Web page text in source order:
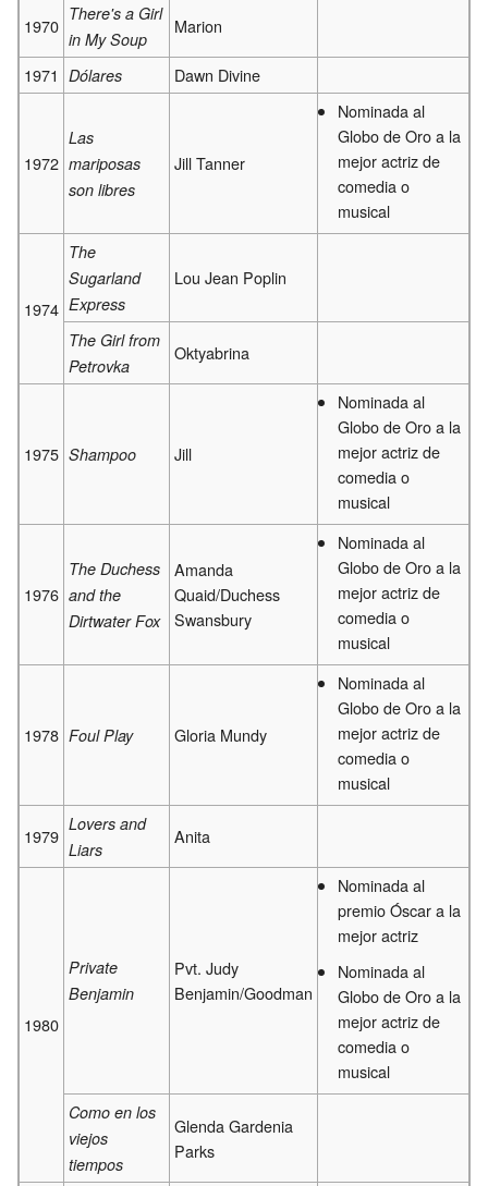
1970
There's a Girl
in My Soup
Marion
1971 Dólares Dawn Divine
1972
Las
mariposas
son libres
Jill Tanner
Nominada al
Globo de Oro a la
mejor actriz de
comedia o
musical
1974
The
Sugarland
Express
Lou Jean Poplin
The Girl from
Petrovka
Oktyabrina
1975 Shampoo Jill
Nominada al
Globo de Oro a la
mejor actriz de
comedia o
musical
1976
The Duchess
and the
Dirtwater Fox
Amanda
Quaid/Duchess
Swansbury
Nominada al
Globo de Oro a la
mejor actriz de
comedia o
musical
1978 Foul Play Gloria Mundy
Nominada al
Globo de Oro a la
mejor actriz de
comedia o
musical
1979
Lovers and
Liars
Anita
1980
Private
Benjamin
Pvt. Judy
Benjamin/Goodman
Nominada al
premio Óscar a la
mejor actriz
Nominada al
Globo de Oro a la
mejor actriz de
comedia o
musical
Como en los
viejos
tiempos
Glenda Gardenia
Parks